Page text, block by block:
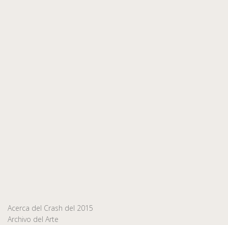
Acerca del Crash del 2015
Archivo del Arte